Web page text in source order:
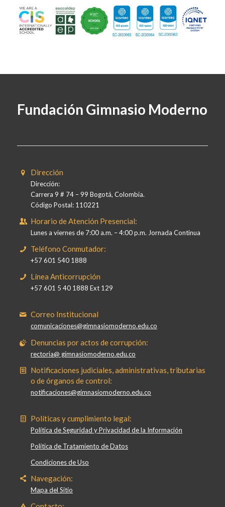
Fundación Gimnasio Moderno
Dirección
Dirección:
Carrera 9 # 74 – 99 Bogotá, Colombia.
Código Postal: 110221
Horario de Atención Presencial:
Lunes a viernes de 7:00 a.m. – 4:00 p.m. Jornada Continua
Teléfono Conmutador:
+57 601 540 1888
Línea Anticorrupción
+57 601 5 40 1888 Ext 129
Correo Institucional
comunicaciones@gimnasiomoderno.edu.co
Denuncias por actos de corrupción:
rectoria@ gimnasiomoderno.edu.co
Notificaciones judiciales, administrativas, tributarias
o de órganos de control:
notificaciones@gimnasiomoderno.edu.co
Políticas y cumplimiento legal:
Política de Seguridad y Privacidad de la Información
Política de Tratamiento de Datos
Condiciones de Uso
Navegación:
Mapa del Sitio